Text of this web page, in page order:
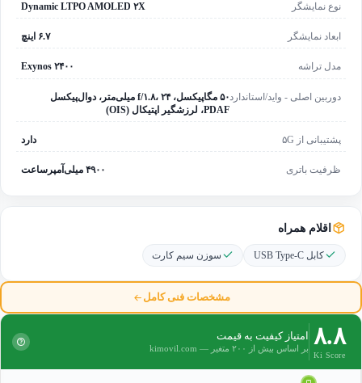
نوع نمایشگر Dynamic LTPO AMOLED ۲X
ابعاد نمایشگر ۶.۷ اینچ
مدل تراشه Exynos ۲۴۰۰
دوربین اصلی - واید/استاندارد
۵۰ مگاپیکسل، f/۱.۸، ۲۴ میلی‌متر، دوال‌پیکسل
PDAF، لرزشگیر اپتیکال (OIS)
پشتیبانی از ۵G دارد
ظرفیت باتری ۴۹۰۰ میلی‌آمپرساعت
اقلام همراه
کابل USB Type-C سوزن سیم کارت
مشخصات فنی کامل
۸.۸
Ki Score
امتیاز کیفیت به قیمت
بر اساس بیش از ۲۰۰ متغیر — kimovil.com